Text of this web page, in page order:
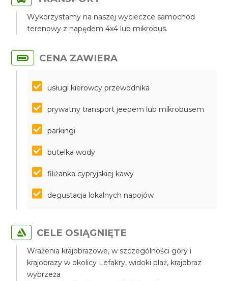
Wykorzystamy na naszej wycieczce samochód
terenowy z napędem 4x4 lub mikrobus.
CENA ZAWIERA
usługi kierowcy przewodnika
prywatny transport jeepem lub mikrobusem
parkingi
butelka wody
filiżanka cypryjskiej kawy
degustacja lokalnych napojów
CELE OSIĄGNIĘTE
Wrażenia krajobrazowe, w szczególności góry i
krajobrazy w okolicy Lefakry, widoki plaż, krajobraz
wybrzeża